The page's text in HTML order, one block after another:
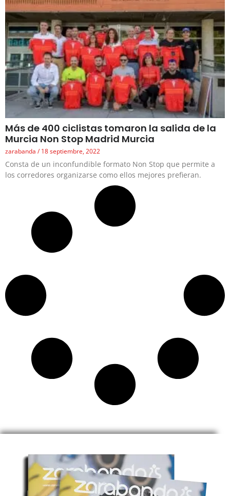
Más de 400 ciclistas tomaron la salida de la
Murcia Non Stop Madrid Murcia
zarabanda 18 septiembre, 2022
Consta de un inconfundible formato Non Stop que permite a
los corredores organizarse como ellos mejores prefieran.